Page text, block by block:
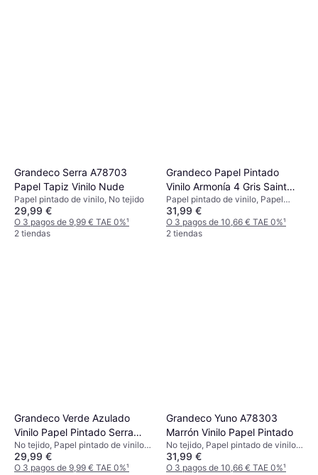
Grandeco Serra A78703
Papel Tapiz Vinilo Nude
Papel pintado de vinilo, No tejido
29,99 €
O 3 pagos de 9,99 € TAE 0%¹
2 tiendas
Grandeco Papel Pintado
Vinilo Armonía 4 Gris Saint
Honore
Papel pintado de vinilo, Papel
pintado, No tejido
31,99 €
O 3 pagos de 10,66 € TAE 0%¹
2 tiendas
Grandeco Verde Azulado
Vinilo Papel Pintado Serra
A78710
No tejido, Papel pintado de vinilo,
Floral
29,99 €
O 3 pagos de 9,99 € TAE 0%¹
Grandeco Yuno A78303
Marrón Vinilo Papel Pintado
No tejido, Papel pintado de vinilo,
Unicolor
31,99 €
O 3 pagos de 10,66 € TAE 0%¹